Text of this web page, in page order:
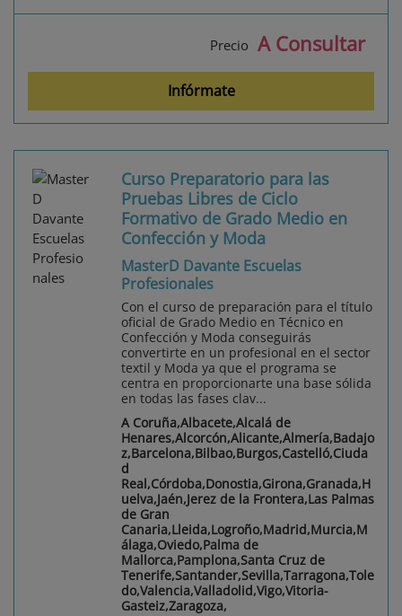
Precio A Consultar
Infórmate
Curso Preparatorio para las
Pruebas Libres de Ciclo
Formativo de Grado Medio en
Confección y Moda
MasterD Davante Escuelas
Profesionales
Con el curso de preparación para el título
oficial de Grado Medio en Técnico en
Confección y Moda conseguirás
convertirte en un profesional en el sector
textil y Moda ya que el programa se
centra en proporcionarte una base sólida
en todas las fases clav...
A Coruña,Albacete,Alcalá de
Henares,Alcorcón,Alicante,Almería,Badajo
z,Barcelona,Bilbao,Burgos,Castelló,Ciuda
d
Real,Córdoba,Donostia,Girona,Granada,H
uelva,Jaén,Jerez de la Frontera,Las Palmas
de Gran
Canaria,Lleida,Logroño,Madrid,Murcia,M
álaga,Oviedo,Palma de
Mallorca,Pamplona,Santa Cruz de
Tenerife,Santander,Sevilla,Tarragona,Tole
do,Valencia,Valladolid,Vigo,Vitoria-
Gasteiz,Zaragoza,